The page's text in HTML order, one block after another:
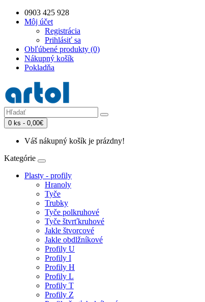
0903 425 928
Môj účet
Registrácia
Prihlásiť sa
Obľúbené produkty (0)
Nákupný košík
Pokladňa
0 ks - 0,00€
Váš nákupný košík je prázdny!
Kategórie
Plasty - profily
Hranoly
Tyče
Trubky
Tyče polkruhové
Tyče štvrťkruhové
Jakle štvorcové
Jakle obdlžníkové
Profily U
Profily I
Profily H
Profily L
Profily T
Profily Z